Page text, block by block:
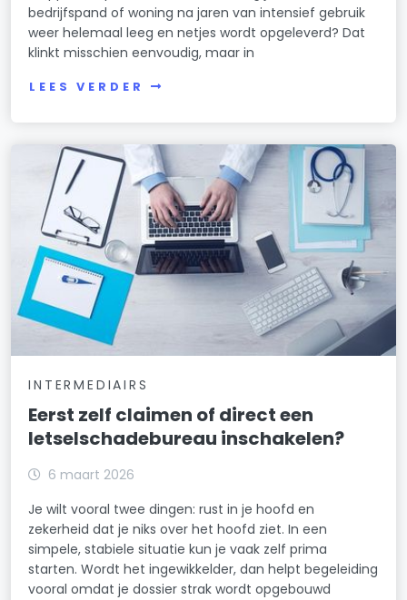
bedrijfspand of woning na jaren van intensief gebruik
weer helemaal leeg en netjes wordt opgeleverd? Dat
klinkt misschien eenvoudig, maar in
LEES VERDER
INTERMEDIAIRS
Eerst zelf claimen of direct een
letselschadebureau inschakelen?
6 maart 2026
Je wilt vooral twee dingen: rust in je hoofd en
zekerheid dat je niks over het hoofd ziet. In een
simpele, stabiele situatie kun je vaak zelf prima
starten. Wordt het ingewikkelder, dan helpt begeleiding
vooral omdat je dossier strak wordt opgebouwd